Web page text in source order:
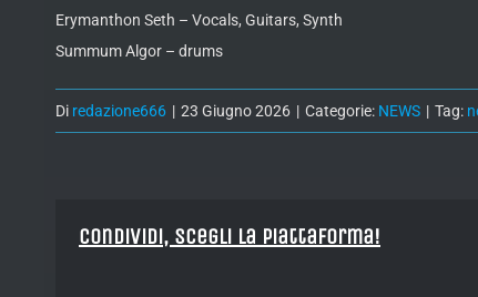
Erymanthon Seth – Vocals, Guitars, Synth
Summum Algor – drums
Di redazione666 | 23 Giugno 2026 | Categorie: NEWS | Tag:
Condividi, Scegli la piattaforma!